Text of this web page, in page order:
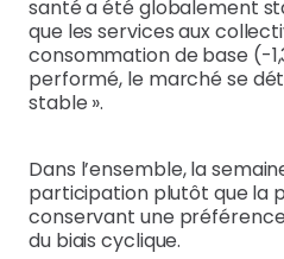
santé a été globalement
que les services aux
consommation de base (-
performé, le marché se
stable ».
Dans l’ensemble, la
participation plutôt que la
conservant une
du biais cyclique.